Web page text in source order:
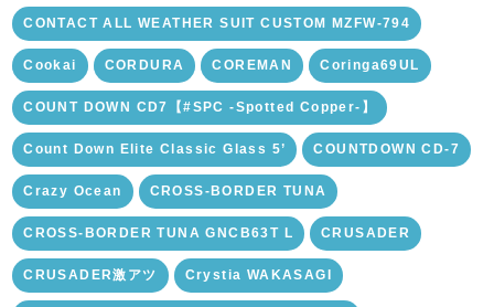
CONTACT ALL WEATHER SUIT CUSTOM MZFW-794
Cookai CORDURA COREMAN Coringa69UL
COUNT DOWN CD7【#SPC -Spotted Copper-】
Count Down Elite Classic Glass 5’ COUNTDOWN CD-7
Crazy Ocean CROSS-BORDER TUNA
CROSS-BORDER TUNA GNCB63T L CRUSADER
CRUSADER激アツ Crystia WAKASAGI